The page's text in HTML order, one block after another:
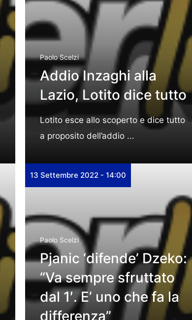
Paolo Scelzi
Addio Inzaghi alla
Lazio, Lotito dice tutto
Lotito esce allo scoperto e dice tutto
a proposito dell’addio ...
13 Settembre 2022 - 14:00
Paolo Scelzi
Pjanic ‘difende’ Dzeko:
“Va sempre sfruttato
dal 1′. E’ uno che fa la
differenza”